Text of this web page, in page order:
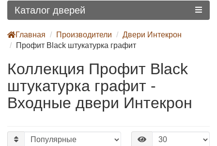
Каталог дверей
Главная Производители
Двери Интекрон
Профит Black штукатурка графит
Коллекция Профит Black
штукатурка графит -
Входные двери Интекрон